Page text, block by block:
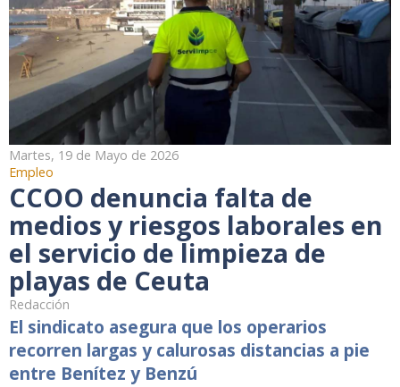
Martes, 19 de Mayo de 2026
Empleo
CCOO denuncia falta de
medios y riesgos laborales en
el servicio de limpieza de
playas de Ceuta
Redacción
El sindicato asegura que los operarios
recorren largas y calurosas distancias a pie
entre Benítez y Benzú